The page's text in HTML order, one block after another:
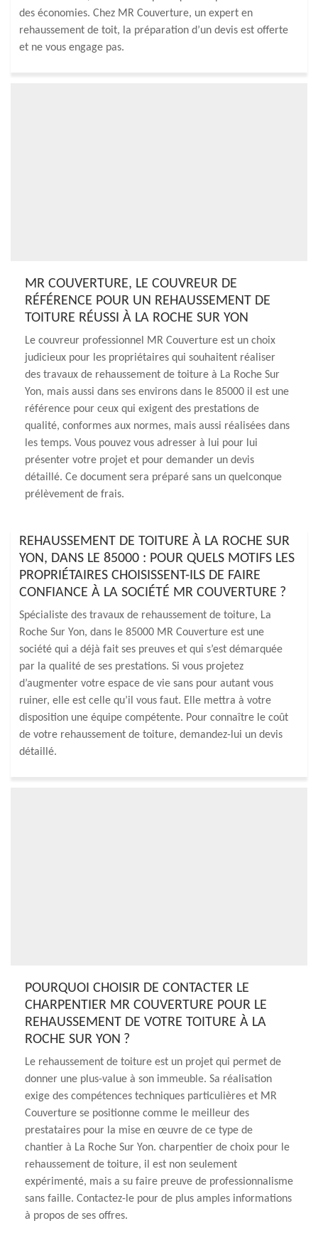
des économies. Chez MR Couverture, un expert en
rehaussement de toit, la préparation d’un devis est offerte
et ne vous engage pas.
MR COUVERTURE, LE COUVREUR DE
RÉFÉRENCE POUR UN REHAUSSEMENT DE
TOITURE RÉUSSI À LA ROCHE SUR YON
Le couvreur professionnel MR Couverture est un choix
judicieux pour les propriétaires qui souhaitent réaliser
des travaux de rehaussement de toiture à La Roche Sur
Yon, mais aussi dans ses environs dans le 85000 il est une
référence pour ceux qui exigent des prestations de
qualité, conformes aux normes, mais aussi réalisées dans
les temps. Vous pouvez vous adresser à lui pour lui
présenter votre projet et pour demander un devis
détaillé. Ce document sera préparé sans un quelconque
prélèvement de frais.
REHAUSSEMENT DE TOITURE À LA ROCHE SUR
YON, DANS LE 85000 : POUR QUELS MOTIFS LES
PROPRIÉTAIRES CHOISISSENT-ILS DE FAIRE
CONFIANCE À LA SOCIÉTÉ MR COUVERTURE ?
Spécialiste des travaux de rehaussement de toiture, La
Roche Sur Yon, dans le 85000 MR Couverture est une
société qui a déjà fait ses preuves et qui s’est démarquée
par la qualité de ses prestations. Si vous projetez
d’augmenter votre espace de vie sans pour autant vous
ruiner, elle est celle qu’il vous faut. Elle mettra à votre
disposition une équipe compétente. Pour connaître le coût
de votre rehaussement de toiture, demandez-lui un devis
détaillé.
POURQUOI CHOISIR DE CONTACTER LE
CHARPENTIER MR COUVERTURE POUR LE
REHAUSSEMENT DE VOTRE TOITURE À LA
ROCHE SUR YON ?
Le rehaussement de toiture est un projet qui permet de
donner une plus-value à son immeuble. Sa réalisation
exige des compétences techniques particulières et MR
Couverture se positionne comme le meilleur des
prestataires pour la mise en œuvre de ce type de
chantier à La Roche Sur Yon. charpentier de choix pour le
rehaussement de toiture, il est non seulement
expérimenté, mais a su faire preuve de professionnalisme
sans faille. Contactez-le pour de plus amples informations
à propos de ses offres.